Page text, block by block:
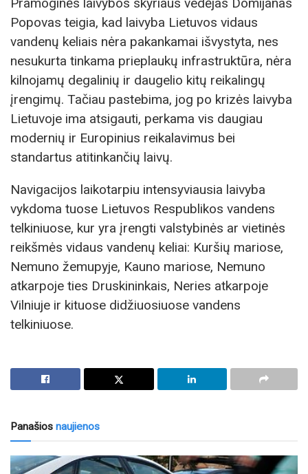
Popovas teigia, kad laivyba Lietuvos vidaus
vandenų keliais nėra pakankamai išvystyta, nes
nesukurta tinkama prieplaukų infrastruktūra, nėra
kilnojamų degalinių ir daugelio kitų reikalingų
įrengimų. Tačiau pastebima, jog po krizės laivyba
Lietuvoje ima atsigauti, perkama vis daugiau
modernių ir Europinius reikalavimus bei
standartus atitinkančių laivų.
Navigacijos laikotarpiu intensyviausia laivyba
vykdoma tuose Lietuvos Respublikos vandens
telkiniuose, kur yra įrengti valstybinės ar vietinės
reikšmės vidaus vandenų keliai: Kuršių mariose,
Nemuno žemupyje, Kauno mariose, Nemuno
atkarpoje ties Druskininkais, Neries atkarpoje
Vilniuje ir kituose didžiuosiuose vandens
telkiniuose.
Panašios naujienos